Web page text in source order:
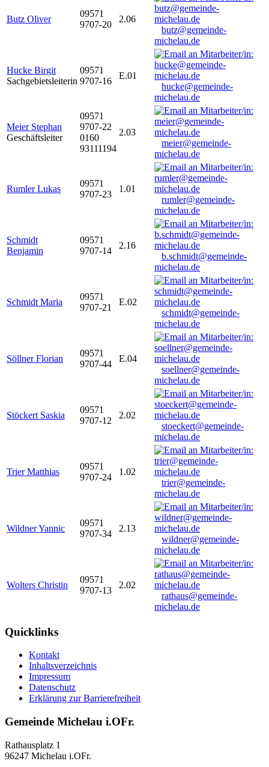
Butz Oliver
09571
9707-20
2.06
butz@gemeinde-
michelau.de
Hucke Birgit
Sachgebietsleiterin
09571
9707-16
E.01
hucke@gemeinde-
michelau.de
Meier Stephan
Geschäftsleiter
09571
9707-22
0160
93111194
2.03
meier@gemeinde-
michelau.de
Rumler Lukas
09571
9707-23
1.01
rumler@gemeinde-
michelau.de
Schmidt
Benjamin
09571
9707-14
2.16
b.schmidt@gemeinde-
michelau.de
Schmidt Maria
09571
9707-21
E.02
schmidt@gemeinde-
michelau.de
Söllner Florian
09571
9707-44
E.04
soellner@gemeinde-
michelau.de
Stöckert Saskia
09571
9707-12
2.02
stoeckert@gemeinde-
michelau.de
Trier Matthias
09571
9707-24
1.02
trier@gemeinde-
michelau.de
Wildner Yannic
09571
9707-34
2.13
wildner@gemeinde-
michelau.de
Wolters Christin
09571
9707-13
2.02
rathaus@gemeinde-
michelau.de
Quicklinks
Kontakt
Inhaltsverzeichnis
Impressum
Datenschutz
Erklärung zur Barrierefreiheit
Gemeinde Michelau i.OFr.
Rathausplatz 1
96247 Michelau i.OFr.